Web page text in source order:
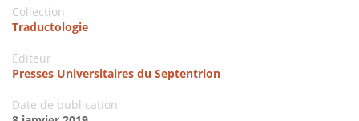
Collection
Traductologie
Editeur
Presses Universitaires du Septentrion
Date de publication